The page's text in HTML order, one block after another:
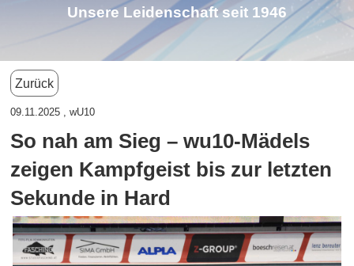
Unsere Leidenschaft seit 1946
Zurück
09.11.2025 , wU10
So nah am Sieg – wu10-Mädels
zeigen Kampfgeist bis zur letzten
Sekunde in Hard